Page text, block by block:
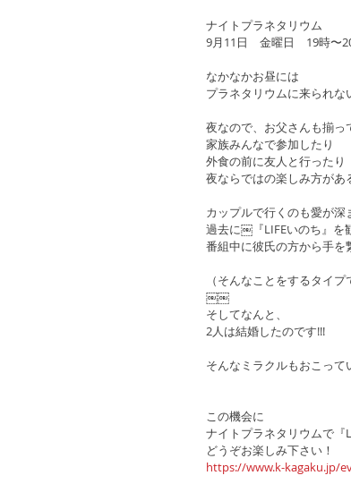
ナイトプラネタリウム
9月11日　金曜日　19時〜
なかなかお昼には
プラネタリウムに来られな
夜なので、お父さんも揃っ
家族みんなで参加したり
外食の前に友人と行ったり
夜ならではの楽しみ方があ
カップルで行くのも愛が深
過去に￼『LIFEいのち』を
番組中に彼氏の方から手を
（そんなことをするタイ
￼￼
そしてなんと、
2人は結婚したのです!!!
そんなミラクルもおこって
この機会に
ナイトプラネタリウムで『
どうぞお楽しみ下さい！
https://www.k-kagaku.jp/